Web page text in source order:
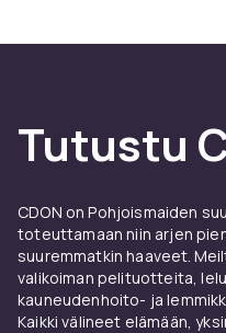
Tutustu
CDON on Pohjoismaiden
toteuttamaan niin arjen
suuremmatkin haaveet.
valikoiman pelituotteita,
kauneudenhoito- ja
Kaikki välineet elämään,